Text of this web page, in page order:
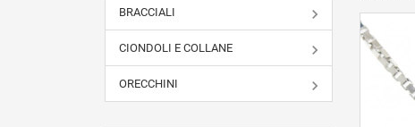
BRACCIALI
CIONDOLI E COLLANE
ORECCHINI